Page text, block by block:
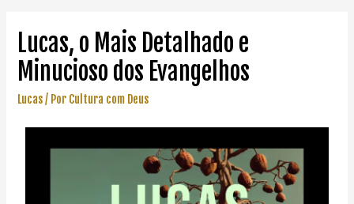
Lucas, o Mais Detalhado e
Minucioso dos Evangelhos
Lucas/ Por Cultura com Deus